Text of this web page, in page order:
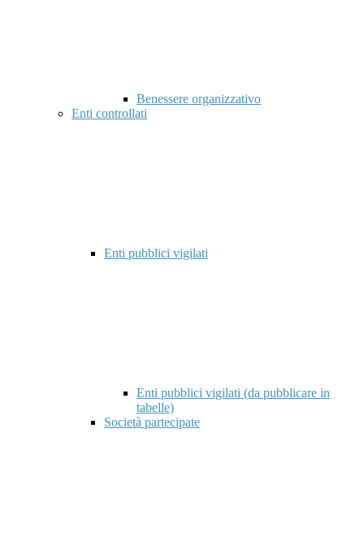
Benessere organizzativo
Enti controllati
Enti pubblici vigilati
Enti pubblici vigilati (da pubblicare in
tabelle)
Società partecipate